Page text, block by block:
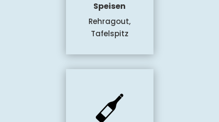
Speisen
Rehragout,
Tafelspitz